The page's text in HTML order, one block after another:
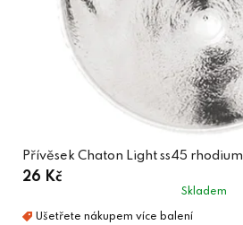
Přívěsek Chaton Light ss45 rhodium
26 Kč
Skladem